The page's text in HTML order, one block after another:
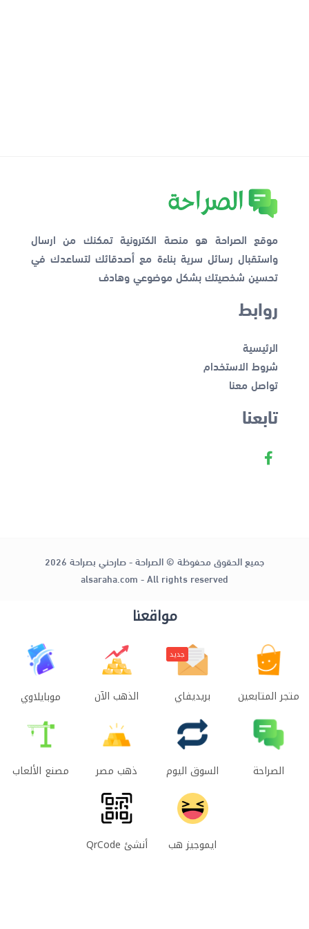
موقع الصراحة هو منصة الكترونية تمكنك من ارسال
واستقبال رسائل سرية بناءة مع أصدقائك لتساعدك في
تحسين شخصيتك بشكل موضوعي وهادف
روابط
الرئيسية
شروط الاستخدام
تواصل معنا
تابعنا
جميع الحقوق محفوظة © الصراحة - صارحني بصراحة 2026
alsaraha.com - All rights reserved